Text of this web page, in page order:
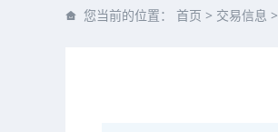
您当前的位置： 首页 > 交易信息 >